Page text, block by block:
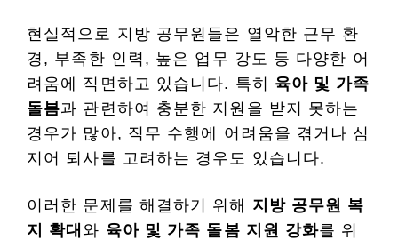
현실적으로 지방 공무원들은 열악한 근무 환
경, 부족한 인력, 높은 업무 강도 등 다양한 어
려움에 직면하고 있습니다. 특히 육아 및 가족
돌봄과 관련하여 충분한 지원을 받지 못하는
경우가 많아, 직무 수행에 어려움을 겪거나 심
지어 퇴사를 고려하는 경우도 있습니다.
이러한 문제를 해결하기 위해 지방 공무원 복
지 확대 와 육아 및 가족 돌봄 지원 강화를 위